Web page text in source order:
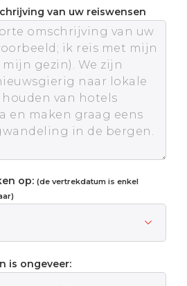
van uw reiswensen
op: (de vertrekdatum is enkel
is ongeveer: